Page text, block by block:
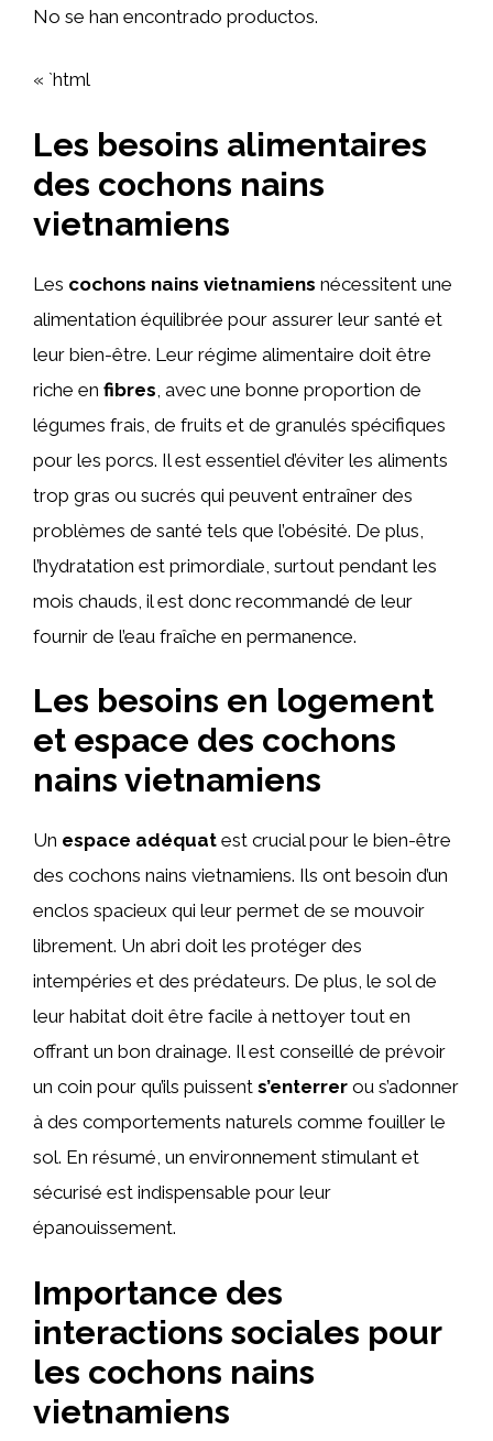
No se han encontrado productos.
« `html
Les besoins alimentaires
des cochons nains
vietnamiens
Les cochons nains vietnamiens nécessitent une
alimentation équilibrée pour assurer leur santé et
leur bien-être. Leur régime alimentaire doit être
riche en fibres , avec une bonne proportion de
légumes frais, de fruits et de granulés spécifiques
pour les porcs. Il est essentiel d’éviter les aliments
trop gras ou sucrés qui peuvent entraîner des
problèmes de santé tels que l’obésité. De plus,
l’hydratation est primordiale, surtout pendant les
mois chauds, il est donc recommandé de leur
fournir de l’eau fraîche en permanence.
Les besoins en logement
et espace des cochons
nains vietnamiens
Un espace adéquat est crucial pour le bien-être
des cochons nains vietnamiens. Ils ont besoin d’un
enclos spacieux qui leur permet de se mouvoir
librement. Un abri doit les protéger des
intempéries et des prédateurs. De plus, le sol de
leur habitat doit être facile à nettoyer tout en
offrant un bon drainage. Il est conseillé de prévoir
un coin pour qu’ils puissent s’enterrer ou s’adonner
à des comportements naturels comme fouiller le
sol. En résumé, un environnement stimulant et
sécurisé est indispensable pour leur
épanouissement.
Importance des
interactions sociales pour
les cochons nains
vietnamiens